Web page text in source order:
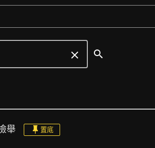
clear search
舉 置底